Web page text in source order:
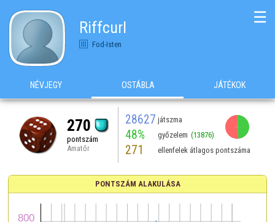
Riffcurl
Fod-Isten
☰
NÉVJEGY OSTÁBLA JÁTÉKOK
270
pontszám
Amatőr
28627 játszma
48% győzelem (13876)
271 ellenfelek átlagos pontszáma
PONTSZÁM ALAKULÁSA